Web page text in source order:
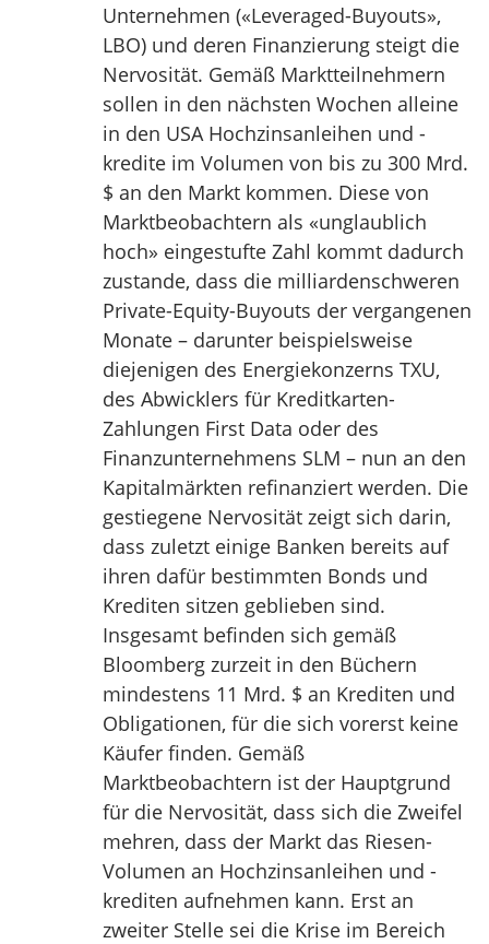
Unternehmen («Leveraged-Buyouts»,
LBO) und deren Finanzierung steigt die
Nervosität. Gemäß Marktteilnehmern
sollen in den nächsten Wochen alleine
in den USA Hochzinsanleihen und -
kredite im Volumen von bis zu 300 Mrd.
$ an den Markt kommen. Diese von
Marktbeobachtern als «unglaublich
hoch» eingestufte Zahl kommt dadurch
zustande, dass die milliardenschweren
Private-Equity-Buyouts der vergangenen
Monate – darunter beispielsweise
diejenigen des Energiekonzerns TXU,
des Abwicklers für Kreditkarten-
Zahlungen First Data oder des
Finanzunternehmens SLM – nun an den
Kapitalmärkten refinanziert werden. Die
gestiegene Nervosität zeigt sich darin,
dass zuletzt einige Banken bereits auf
ihren dafür bestimmten Bonds und
Krediten sitzen geblieben sind.
Insgesamt befinden sich gemäß
Bloomberg zurzeit in den Büchern
mindestens 11 Mrd. $ an Krediten und
Obligationen, für die sich vorerst keine
Käufer finden. Gemäß
Marktbeobachtern ist der Hauptgrund
für die Nervosität, dass sich die Zweifel
mehren, dass der Markt das Riesen-
Volumen an Hochzinsanleihen und -
krediten aufnehmen kann. Erst an
zweiter Stelle sei die Krise im Bereich